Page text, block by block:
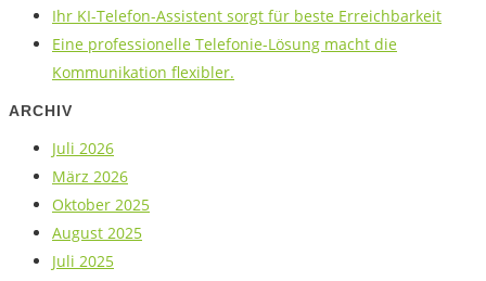
Ihr KI-Telefon-Assistent sorgt für beste Erreichbarkeit
Eine professionelle Telefonie-Lösung macht die
Kommunikation flexibler.
ARCHIV
Juli 2026
März 2026
Oktober 2025
August 2025
Juli 2025